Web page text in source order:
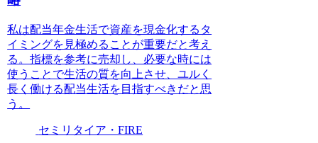
私は配当年金生活で資産を現金化するタ
イミングを見極めることが重要だと考え
る。指標を参考に売却し、必要な時には
使うことで生活の質を向上させ、ユルく
長く働ける配当生活を目指すべきだと思
う。
セミリタイア・FIRE